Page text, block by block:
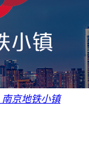
南京地铁小镇